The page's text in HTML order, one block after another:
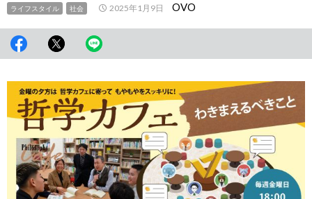
ライフスタイル 社会 2025年1月9日 OVO